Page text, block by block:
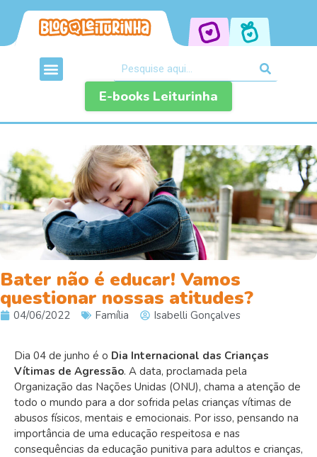
E-books Leiturinha
Bater não é educar! Vamos
questionar nossas atitudes?
04/06/2022 Família Isabelli Gonçalves
Dia 04 de junho é o Dia Internacional das Crianças
Vítimas de Agressão. A data, proclamada pela
Organização das Nações Unidas (ONU), chama a atenção de
todo o mundo para a dor sofrida pelas crianças vítimas de
abusos físicos, mentais e emocionais. Por isso, pensando na
importância de uma educação respeitosa e nas
consequências da educação punitiva para adultos e crianças,